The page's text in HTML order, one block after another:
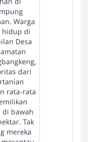
Warga
hidup di
Desa
dari
rata-rata
di bawah
Tak
mereka